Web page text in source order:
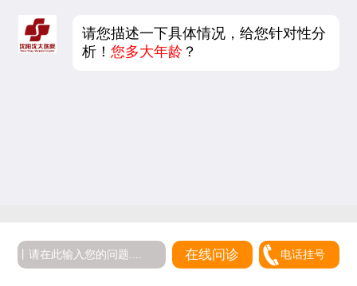
请您描述一下具体情况，给您针对性分
析！您多大年龄 ？
在线问诊 电话挂号
5